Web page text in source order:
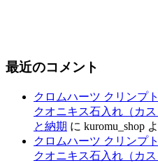
最近のコメント
クロムハーツ クリンプ
クオニキス石入れ（カ
と納期 に kuromu_shop
クロムハーツ クリンプ
クオニキス石入れ（カ